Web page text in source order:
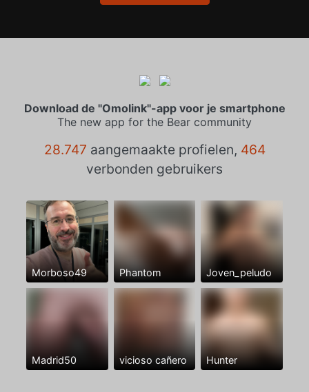
Download de "Omolink"-app voor je smartphone
The new app for the Bear community
28.747 aangemaakte profielen, 464
verbonden gebruikers
Morboso49 Phantom Joven_peludo
Madrid50 vicioso cañero Hunter